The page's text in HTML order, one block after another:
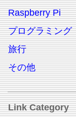
Raspberry Pi
プログラミング
旅行
その他
Link Category